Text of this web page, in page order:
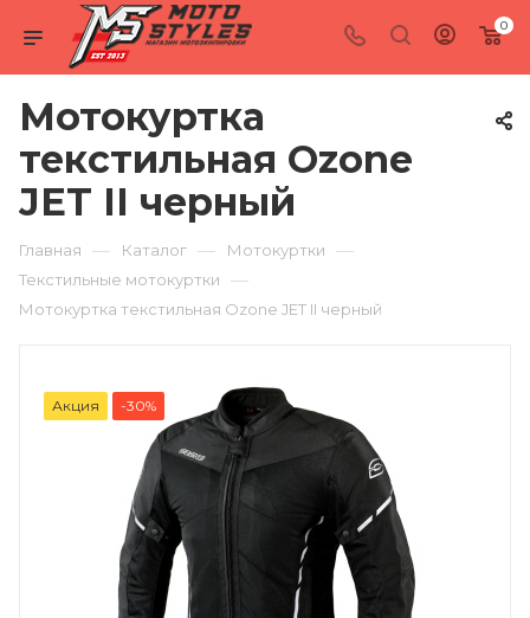
0
Мотокуртка
текстильная Ozone
JET II черный
Главная — Каталог — Мотокуртки —
Текстильные мотокуртки —
Мотокуртка текстильная Ozone JET II черный
Акция -30%